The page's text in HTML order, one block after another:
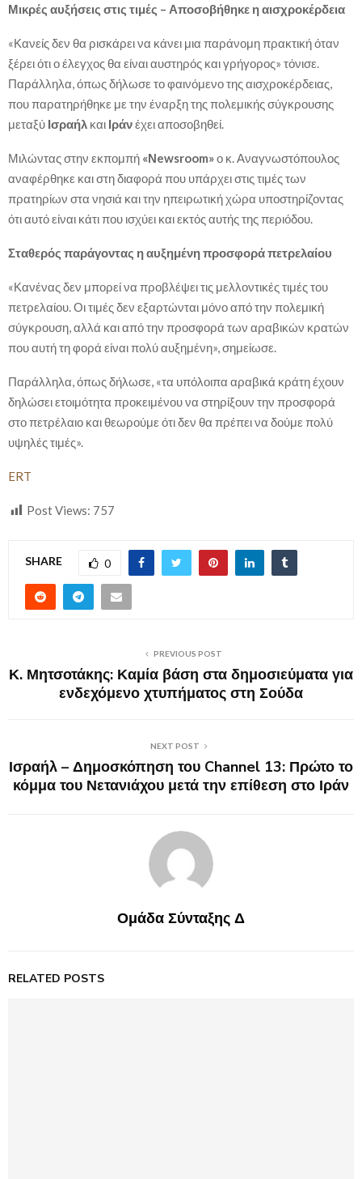
Μικρές αυξήσεις στις τιμές – Αποσοβήθηκε η αισχροκέρδεια
«Κανείς δεν θα ρισκάρει να κάνει μια παράνομη πρακτική όταν
ξέρει ότι ο έλεγχος θα είναι αυστηρός και γρήγορος» τόνισε.
Παράλληλα, όπως δήλωσε το φαινόμενο της αισχροκέρδειας,
που παρατηρήθηκε με την έναρξη της πολεμικής σύγκρουσης
μεταξύ Ισραήλ και Ιράνέχει αποσοβηθεί.
Μιλώντας στην εκπομπή «Νewsroom»ο κ. Αναγνωστόπουλος
αναφέρθηκε και στη διαφορά που υπάρχει στις τιμές των
πρατηρίων στα νησιά και την ηπειρωτική χώρα υποστηρίζοντας
ότι αυτό είναι κάτι που ισχύει και εκτός αυτής της περιόδου.
Σταθερός παράγοντας η αυξημένη προσφορά πετρελαίου
«Κανένας δεν μπορεί να προβλέψει τις μελλοντικές τιμές του
πετρελαίου. Οι τιμές δεν εξαρτώνται μόνο από την πολεμική
σύγκρουση, αλλά και από την προσφορά των αραβικών κρατών
που αυτή τη φορά είναι πολύ αυξημένη», σημείωσε.
Παράλληλα, όπως δήλωσε, «τα υπόλοιπα αραβικά κράτη έχουν
δηλώσει ετοιμότητα προκειμένου να στηρίξουν την προσφορά
στο πετρέλαιο και θεωρούμε ότι δεν θα πρέπει να δούμε πολύ
υψηλές τιμές».
ERT
Post Views: 757
SHARE 0
PREVIOUS POST
Κ. Μητσοτάκης: Καμία βάση στα δημοσιεύματα για
ενδεχόμενο χτυπήματος στη Σούδα
NEXT POST
Ισραήλ – Δημοσκόπηση του Channel 13: Πρώτο το
κόμμα του Νετανιάχου μετά την επίθεση στο Ιράν
Ομάδα Σύνταξης Δ
RELATED POSTS